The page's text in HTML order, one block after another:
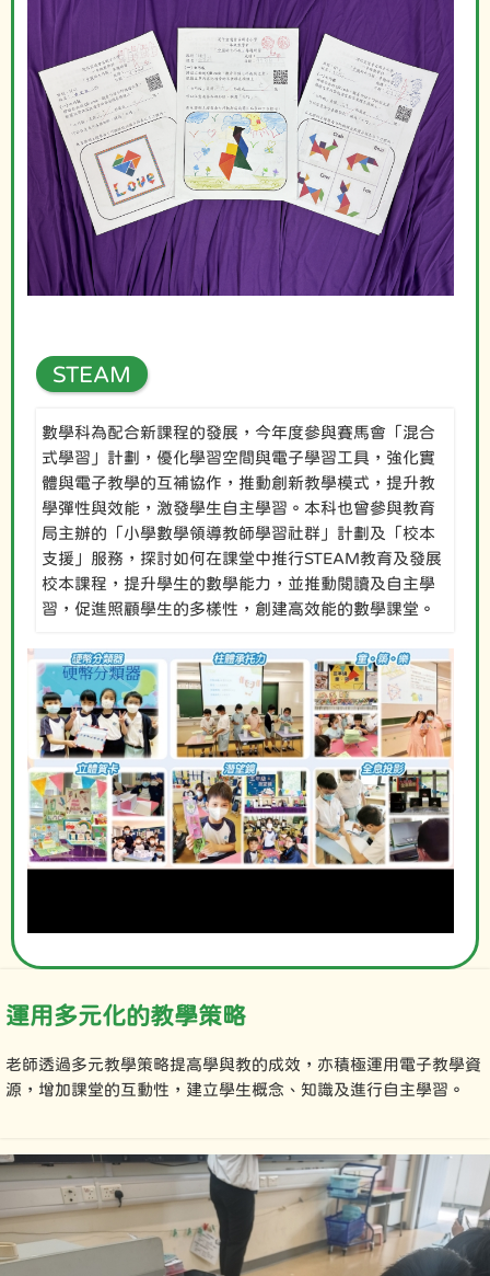
STEAM
數學科為配合新課程的發展，今年度參與賽馬會「混合
式學習」計劃，優化學習空間與電子學習工具，強化實
體與電子教學的互補協作，推動創新教學模式，提升教
學彈性與效能，激發學生自主學習。本科也曾參與教育
局主辦的「小學數學領導教師學習社群」計劃及「校本
支援」服務，探討如何在課堂中推行STEAM教育及發展
校本課程，提升學生的數學能力，並推動閱讀及自主學
習，促進照顧學生的多樣性，創建高效能的數學課堂。
運用 多元化的教學策略
老師透過多元教學策略提高學與教的成效，亦積極運用電子教學資
源，增加課堂的互動性，建立學生概念、知識及進行自主學習。